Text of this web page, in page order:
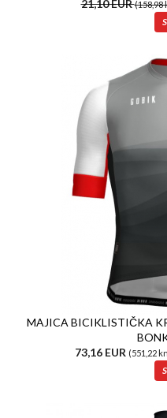
21,10 EUR(158,98
MAJICA BICIKLISTIČKA
73,16 EUR (551,22